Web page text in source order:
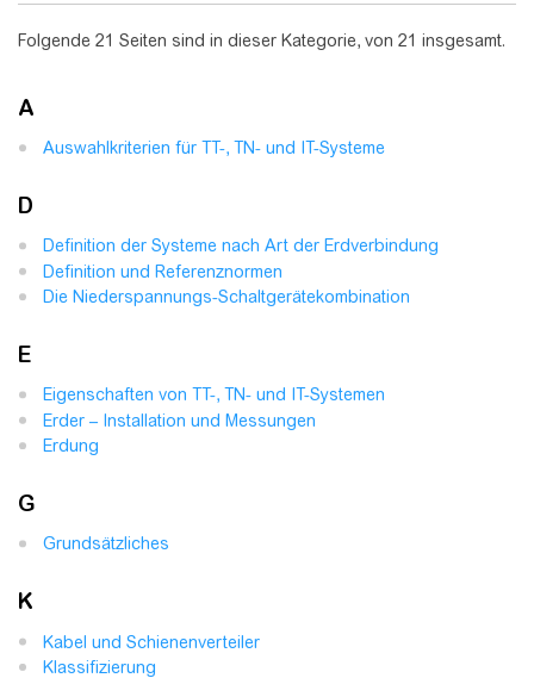
Folgende 21 Seiten sind in dieser Kategorie, von 21 insgesamt.
A
Auswahlkriterien für TT-, TN- und IT-Systeme
D
Definition der Systeme nach Art der Erdverbindung
Definition und Referenznormen
Die Niederspannungs-Schaltgerätekombination
E
Eigenschaften von TT-, TN- und IT-Systemen
Erder – Installation und Messungen
Erdung
G
Grundsätzliches
K
Kabel und Schienenverteiler
Klassifizierung